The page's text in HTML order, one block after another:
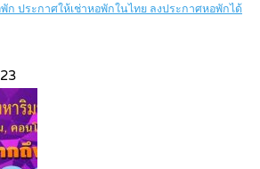
ก ประกาศให้เช่าหอพักในไทย ลงประกาศหอพักได้